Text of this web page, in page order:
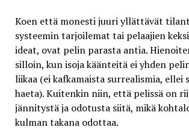
Koen että monesti juuri yllättävät
systeemin tarjoilemat tai pelaajien
ideat, ovat pelin parasta antia.
silloin, kun isoja käänteitä ei yhden
liikaa (ei kafkamaista surrealismia, ellei
haeta). Kuitenkin niin, että pelissä on
jännitystä ja odotusta siitä, mikä
kulman takana odottaa.